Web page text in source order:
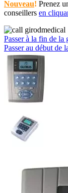
Nouveau! Prenez
conseillers en
Passer à la fin de la
Passer au début de